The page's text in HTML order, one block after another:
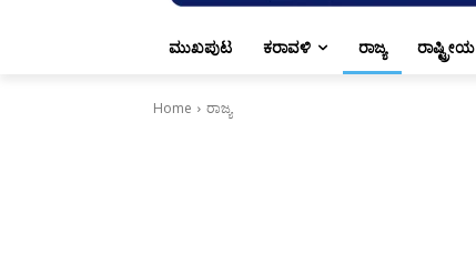
ಮುಖಪುಟ ಕರಾವಳಿ ರಾಜ್ಯ ರಾಷ್ಟ್ರೀಯ
Home ರಾಜ್ಯ